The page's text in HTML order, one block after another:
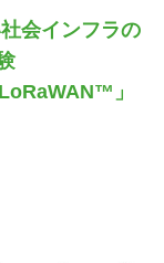
会インフラの
」